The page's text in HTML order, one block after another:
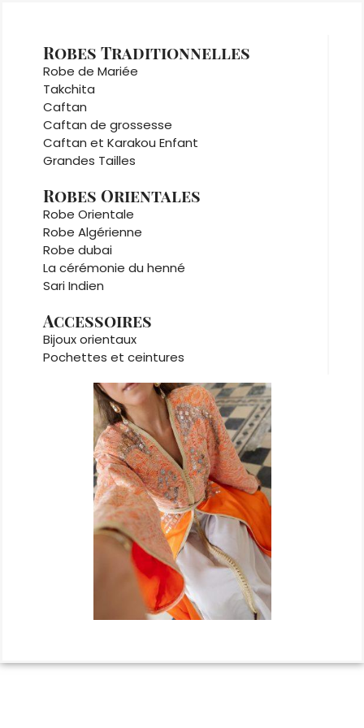
Robes Traditionnelles
Robe de Mariée
Takchita
Caftan
Caftan de grossesse
Caftan et Karakou Enfant
Grandes Tailles
Robes Orientales
Robe Orientale
Robe Algérienne
Robe dubai
La cérémonie du henné
Sari Indien
Accessoires
Bijoux orientaux
Pochettes et ceintures